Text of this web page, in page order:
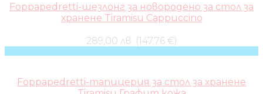
Foppapedretti-шезлонг за новородено за стол за
хранене Tiramisu Cappuccino
289,00 лв. (147.76 €)
Foppapedretti-тапицерия за стол за хранене